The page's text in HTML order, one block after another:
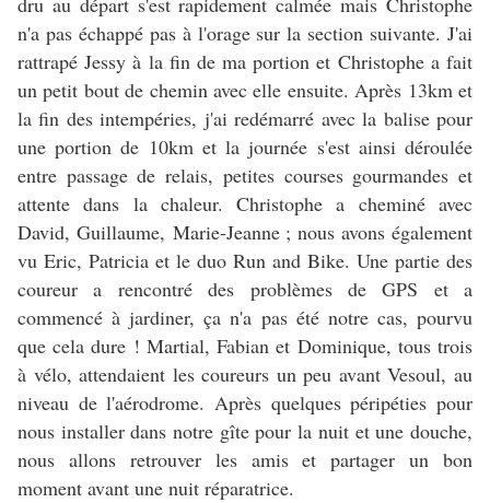
n'a pas échappé pas à l'orage sur la section suivante. J'ai
rattrapé Jessy à la fin de ma portion et Christophe a fait
un petit bout de chemin avec elle ensuite. Après 13km et
la fin des intempéries, j'ai redémarré avec la balise pour
une portion de 10km et la journée s'est ainsi déroulée
entre passage de relais, petites courses gourmandes et
attente dans la chaleur. Christophe a cheminé avec
David, Guillaume, Marie-Jeanne ; nous avons également
vu Eric, Patricia et le duo Run and Bike. Une partie des
coureur a rencontré des problèmes de GPS et a
commencé à jardiner, ça n'a pas été notre cas, pourvu
que cela dure ! Martial, Fabian et Dominique, tous trois
à vélo, attendaient les coureurs un peu avant Vesoul, au
niveau de l'aérodrome. Après quelques péripéties pour
nous installer dans notre gîte pour la nuit et une douche,
nous allons retrouver les amis et partager un bon
moment avant une nuit réparatrice.